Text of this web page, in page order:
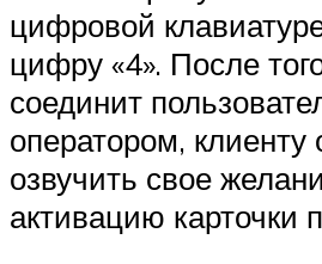
цифровой
цифру «4». После
соединит
оператором, клиенту
озвучить свое
активацию карточки